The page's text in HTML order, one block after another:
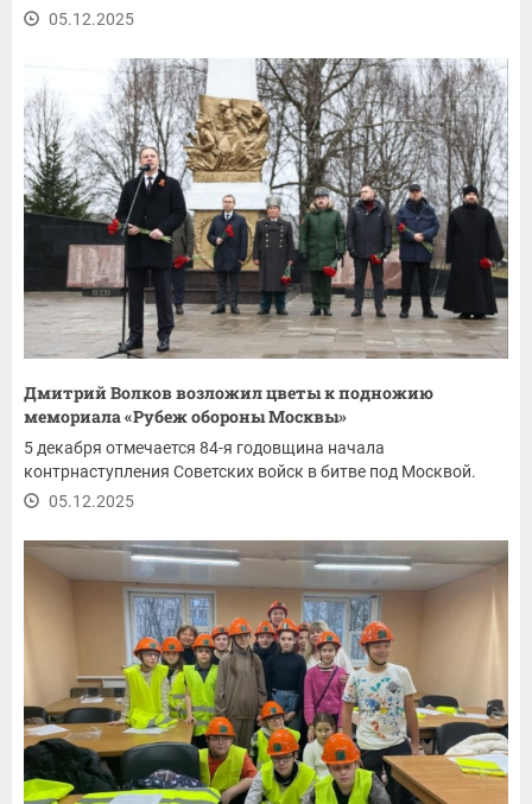
05.12.2025
Дмитрий Волков возложил цветы к подножию
мемориала «Рубеж обороны Москвы»
5 декабря отмечается 84-я годовщина начала
контрнаступления Советских войск в битве под Москвой.
05.12.2025